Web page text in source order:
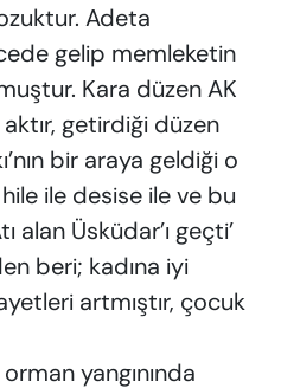
Adeta
gelip memleketin
Kara düzen AK
aktır, getirdiği düzen
bir araya geldiği o
ile desise ile ve bu
alan Üsküdar’ı geçti’
beri; kadına iyi
artmıştır, çocuk
yangınında